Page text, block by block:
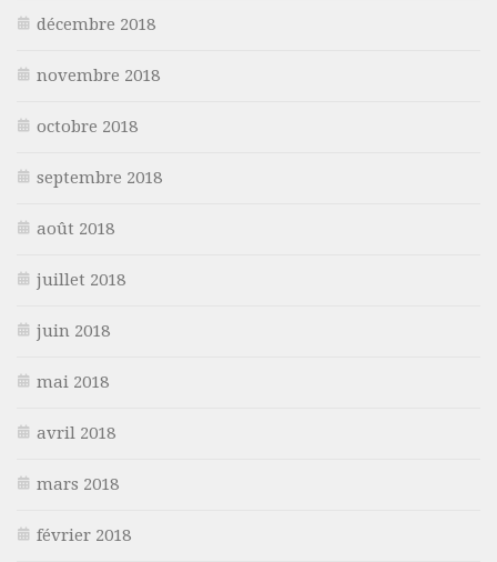
décembre 2018
novembre 2018
octobre 2018
septembre 2018
août 2018
juillet 2018
juin 2018
mai 2018
avril 2018
mars 2018
février 2018